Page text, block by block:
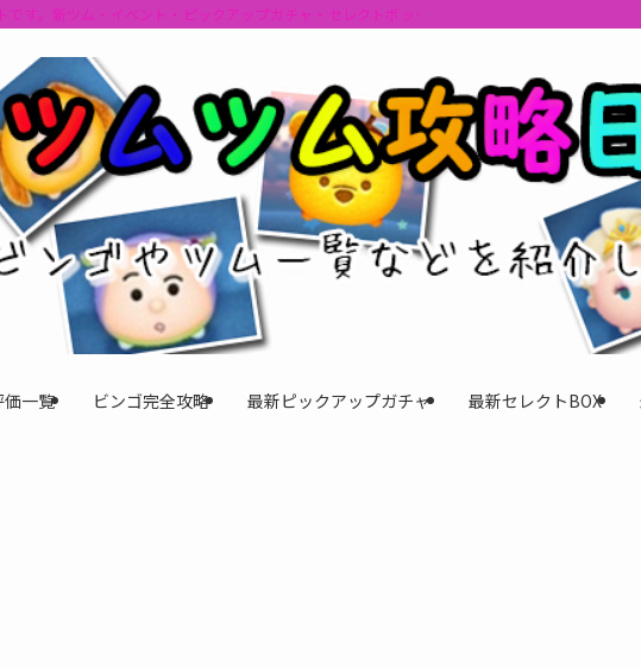
です。新ツム・イベント・ピックアップガチャ・セレクトボックスの情報を最速で提供しビ
価一覧 ビンゴ完全攻略 最新ピックアップガチャ 最新セレクトBOX